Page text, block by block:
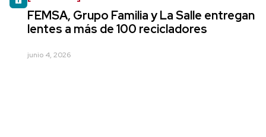
FEMSA, Grupo Familia y La Salle entregan
lentes a más de 100 recicladores
junio 4, 2026